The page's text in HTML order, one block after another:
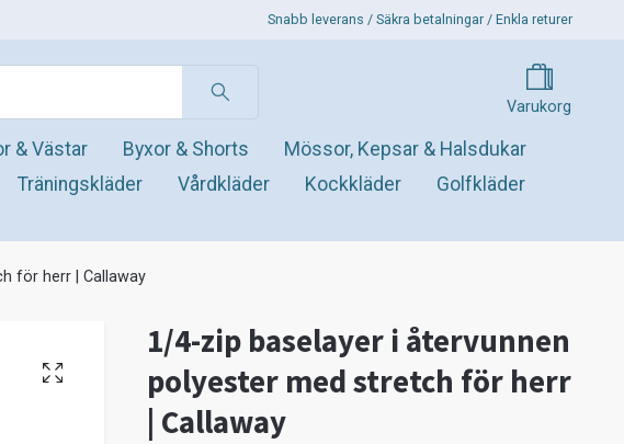
Snabb leverans / Säkra betalningar / Enkla returer
Varukorg
& Västar Byxor & Shorts
Mössor, Kepsar & Halsdukar
Träningskläder Vårdkläder Kockkläder
Golfkläder
för herr | Callaway
1/4-zip baselayer i återvunnen
polyester med stretch för herr
| Callaway